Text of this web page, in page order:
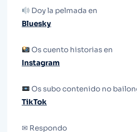
Doy la pelmada en
Bluesky
Os cuento historias en
Instagram
Os subo contenido no
TikTok
✉ Respondo